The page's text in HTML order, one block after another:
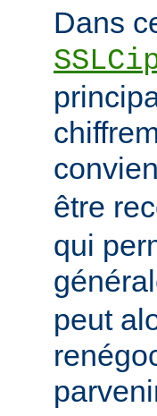
Dans
être
qui
peut